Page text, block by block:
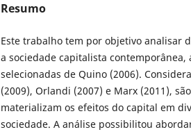
Resumo
Este trabalho tem por objetivo analisar
a sociedade capitalista
selecionadas de Quino (2006).
(2009), Orlandi (2007) e Marx (2011),
materializam os efeitos do capital em
sociedade. A análise possibilitou